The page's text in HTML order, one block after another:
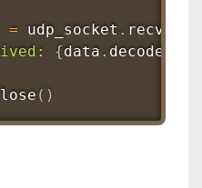
= udp_socket . recvfrom
{data . decode
( )